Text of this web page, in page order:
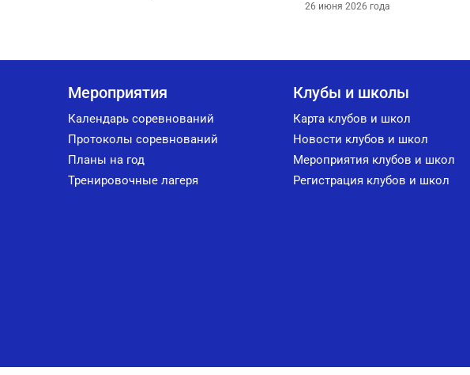
26 июня 2026 года
Мероприятия
Календарь соревнований
Протоколы соревнований
Планы на год
Тренировочные лагеря
Клубы и школы
Карта клубов и школ
Новости клубов и школ
Мероприятия клубов и школ
Регистрация клубов и школ